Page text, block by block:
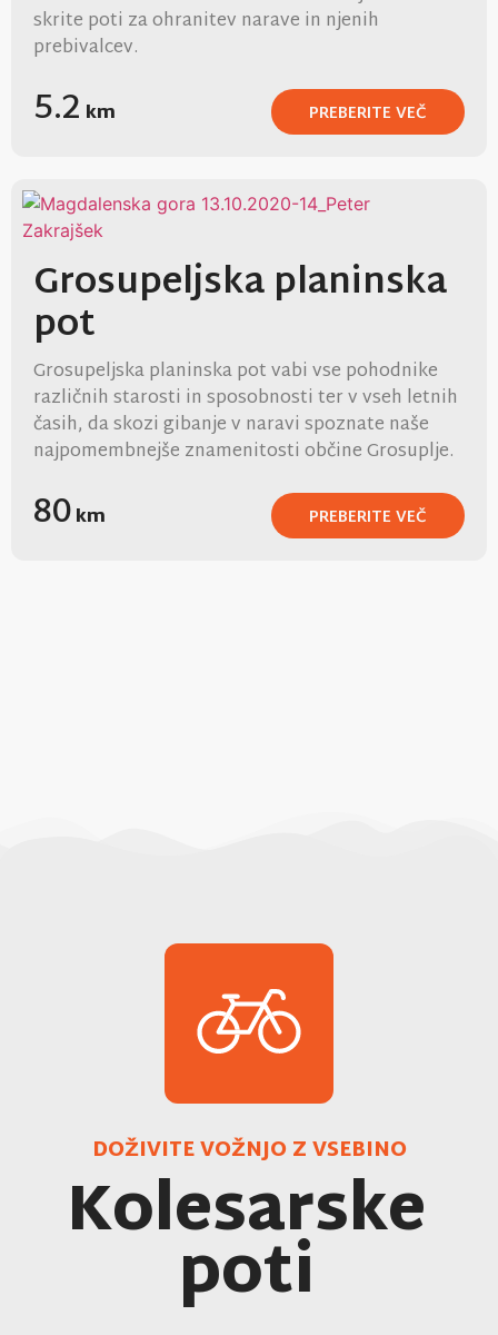
skrite poti za ohranitev narave in njenih
prebivalcev.
5.2 km PREBERITE VEČ
Grosupeljska planinska
pot
Grosupeljska planinska pot vabi vse pohodnike
različnih starosti in sposobnosti ter v vseh letnih
časih, da skozi gibanje v naravi spoznate naše
najpomembnejše znamenitosti občine Grosuplje.
80km PREBERITE VEČ
DOŽIVITE VOŽNJO Z VSEBINO
Kolesarske
poti